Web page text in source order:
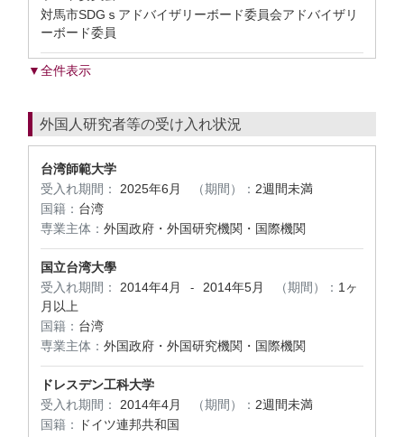
対馬市SDGｓアドバイザリーボード委員会アドバイザリ
ーボード委員
▼全件表示
外国人研究者等の受け入れ状況
台湾師範大学
受入れ期間：
2025年6月 （期間）： 2週間未満
国籍： 台湾
専業主体： 外国政府・外国研究機関・国際機関
国立台湾大學
受入れ期間：
2014年4月 - 2014年5月 （期間）： 1ヶ
月以上
国籍： 台湾
専業主体： 外国政府・外国研究機関・国際機関
ドレスデン工科大学
受入れ期間：
2014年4月 （期間）： 2週間未満
国籍：
ドイツ連邦共和国